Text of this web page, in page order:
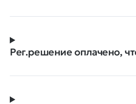
Рег.решение оплачено,